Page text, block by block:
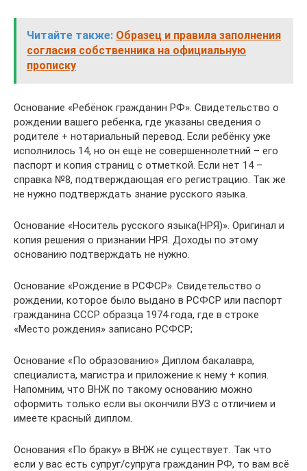
Читайте также: Образец и правила заполнения
согласия собственника на официальную
прописку
‍Основание «Ребёнок гражданин РФ». Свидетельство о
рождении вашего ребенка, где указаны сведения о
родителе + нотариальный перевод. Если ребёнку уже
исполнилось 14, но он ещё не совершеннолетний – его
паспорт и копия страниц с отметкой. Если нет 14 –
справка №8, подтверждающая его регистрацию. Так же
не нужно подтверждать знание русского языка.
‍Основание «Носитель русского языка(НРЯ)». Оригинал и
копия решения о признании НРЯ. Доходы по этому
основанию подтверждать не нужно.
Основание «Рождение в РСФСР». Свидетельство о
рождении, которое было выдано в РСФСР или паспорт
гражданина СССР образца 1974 года, где в строке
«Место рождения» записано РСФСР;
‍Основание «По образованию» Диплом бакалавра,
специалиста, магистра и приложение к нему + копия.
Напомним, что ВНЖ по такому основанию можно
оформить только если вы окончили ВУЗ с отличием и
имеете красный диплом.
Основания «По браку» в ВНЖ не существует. Так что
если у вас есть супруг/супруга гражданин РФ, то вам всё